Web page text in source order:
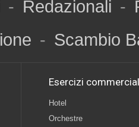
- Redazionali -
- Scambio
Esercizi
Hotel
Orchestre